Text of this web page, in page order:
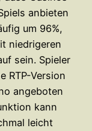
anbieten
um 96%,
niedrigeren
sein. Spieler
RTP-Version
angeboten
kann
leicht